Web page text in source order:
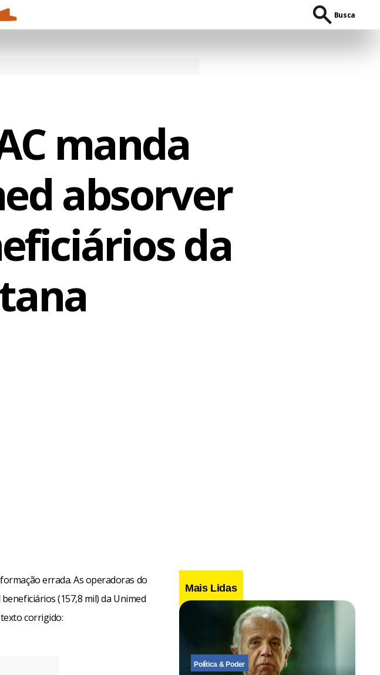
Busca
manda
absorver
da
errada. As operadoras do
(157,8 mil) da Unimed
corrigido:
Mais Lidas
Política & Poder